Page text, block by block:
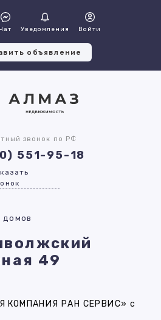
Чат Уведомления Войти
объявление
звонок по РФ
551-95-18
домов
49
КОМПАНИЯ РАН СЕРВИС» с